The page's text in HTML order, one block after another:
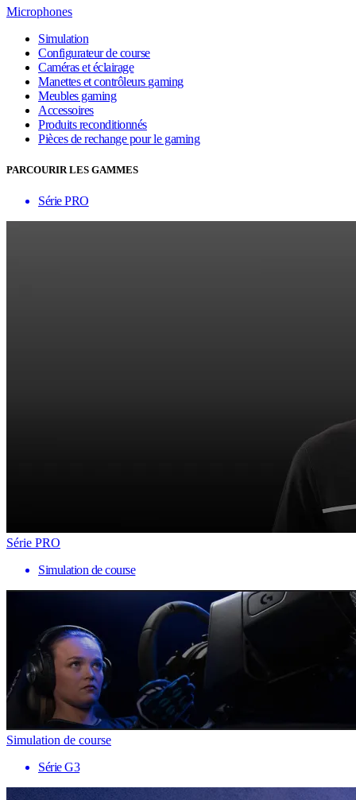
Microphones
Simulation
Configurateur de course
Caméras et éclairage
Manettes et contrôleurs gaming
Meubles gaming
Accessoires
Produits reconditionnés
Pièces de rechange pour le gaming
PARCOURIR LES GAMMES
Série PRO
Série PRO
Simulation de course
Simulation de course
Série G3